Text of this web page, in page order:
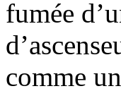
fumée
comme